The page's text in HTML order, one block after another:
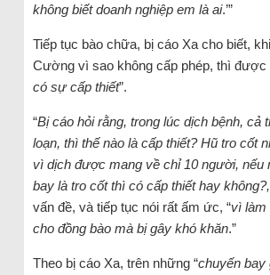
không biết doanh nghiệp em là ai.’”
Tiếp tục bào chữa, bị cáo Xa cho biết,
Cường vì sao không cấp phép, thì được
có sự cấp thiết”.
“Bị cáo hỏi rằng, trong lúc dịch bệnh, cả
loạn, thì thế nào là cấp thiết? Hũ tro cốt
vì dịch được mang về chỉ 10 người, nếu
bay là tro cốt thì có cấp thiết hay
vấn đề, và tiếp tục nói rất ấm ức, “vì làm
cho đồng bào mà bị gây khó khăn.”
Theo bị cáo Xa, trên những “chuyến bay